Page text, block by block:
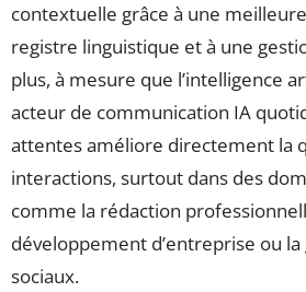
contextuelle grâce à une
registre linguistique et à une
plus, à mesure que l’intelligence
acteur de communication IA
attentes améliore directement la
interactions, surtout dans des
comme la rédaction
développement d’entreprise ou
sociaux.